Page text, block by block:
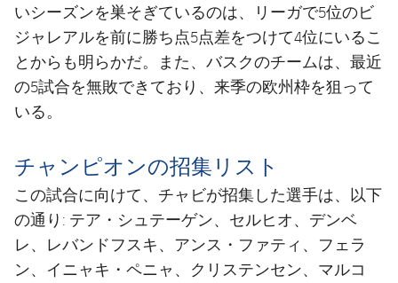
いシーズンを巣そぎているのは、リーガで5位のビ
ジャレアルを前に勝ち点5点差をつけて4位にいるこ
とからも明らかだ。また、バスクのチームは、最近
の5試合を無敗できており、来季の欧州枠を狙って
いる。
チャンピオンの招集リスト
この試合に向けて、チャビが招集した選手は、以下
の通り: テア・シュテーゲン、セルヒオ、デンベ
レ、レバンドフスキ、アンス・ファティ、フェラ
ン、イニャキ・ペニャ、クリステンセン、マルコ